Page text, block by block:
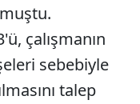
çalışmanın
sebebiyle
talep